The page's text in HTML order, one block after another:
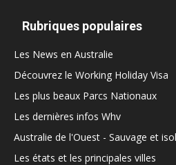
Rubriques populaires
Les News en Australie
Découvrez le Working Holiday Visa
Les plus beaux Parcs Nationaux
Les dernières infos Whv
Australie de l'Ouest - Sauvage et
Les états et les principales villes